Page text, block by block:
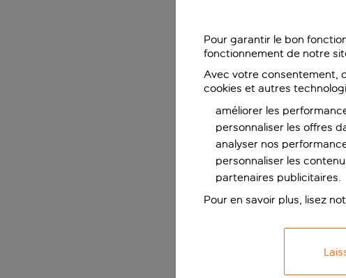
Pour garantir le bon
fonctionnement de notre
Avec votre consentement,
cookies et autres
améliorer les
personnaliser les offres
analyser nos
personnaliser les
partenaires publicitaires.
Pour en savoir plus, lisez